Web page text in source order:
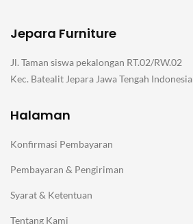
Jepara Furniture
Jl. Taman siswa pekalongan RT.02/RW.02
Kec. Batealit Jepara Jawa Tengah Indonesia
Halaman
Konfirmasi Pembayaran
Pembayaran & Pengiriman
Syarat & Ketentuan
Tentang Kami